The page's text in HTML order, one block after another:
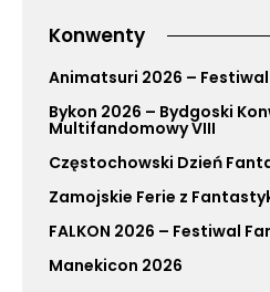
Konwenty
Animatsuri 2026 –
Bykon 2026 – Bydgoski
Multifandomowy VIII
Częstochowski Dzień
Zamojskie Ferie z
FALKON 2026 – Festiwal
Manekicon 2026